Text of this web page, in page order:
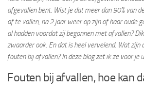
afgevallen bent. Wist je dat meer dan 90% van
af te vallen, na 2 jaar weer op zijn of haar oude
al hadden voordat zij begonnen met afvallen?
zwaarder ook. En dat is heel vervelend. Wat zijn
fouten bij afvallen? In deze blog zet ik ze voor je
Fouten bij afvallen, hoe kan